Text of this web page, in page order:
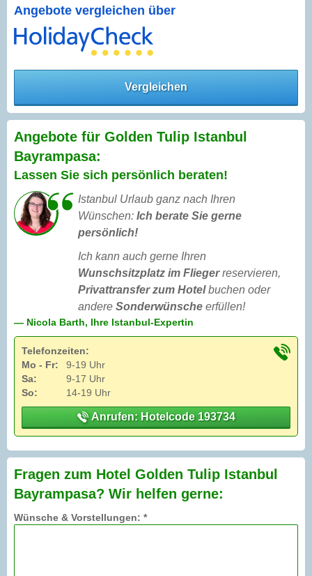
Angebote vergleichen über
Vergleichen
Angebote für Golden Tulip Istanbul
Bayrampasa:
Lassen Sie sich persönlich beraten!
Istanbul Urlaub ganz nach Ihren
Wünschen: Ich berate Sie gerne
persönlich!
Ich kann auch gerne Ihren
Wunschsitzplatz im Fliegerreservieren,
Privattransfer zum Hotelbuchen oder
andere Sonderwünsche erfüllen!
— Nicola Barth, Ihre Istanbul-Expertin
Telefonzeiten:
Mo - Fr:
9-19 Uhr
Sa:
9-17 Uhr
So:
14-19 Uhr
Anrufen: Hotelcode 193734
Fragen zum Hotel Golden Tulip Istanbul
Bayrampasa? Wir helfen gerne:
Wünsche & Vorstellungen: *